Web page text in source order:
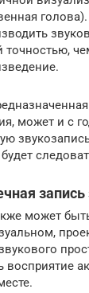
точностью,
может и с
запись
может
восприятие